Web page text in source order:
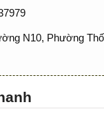
N10, Phường